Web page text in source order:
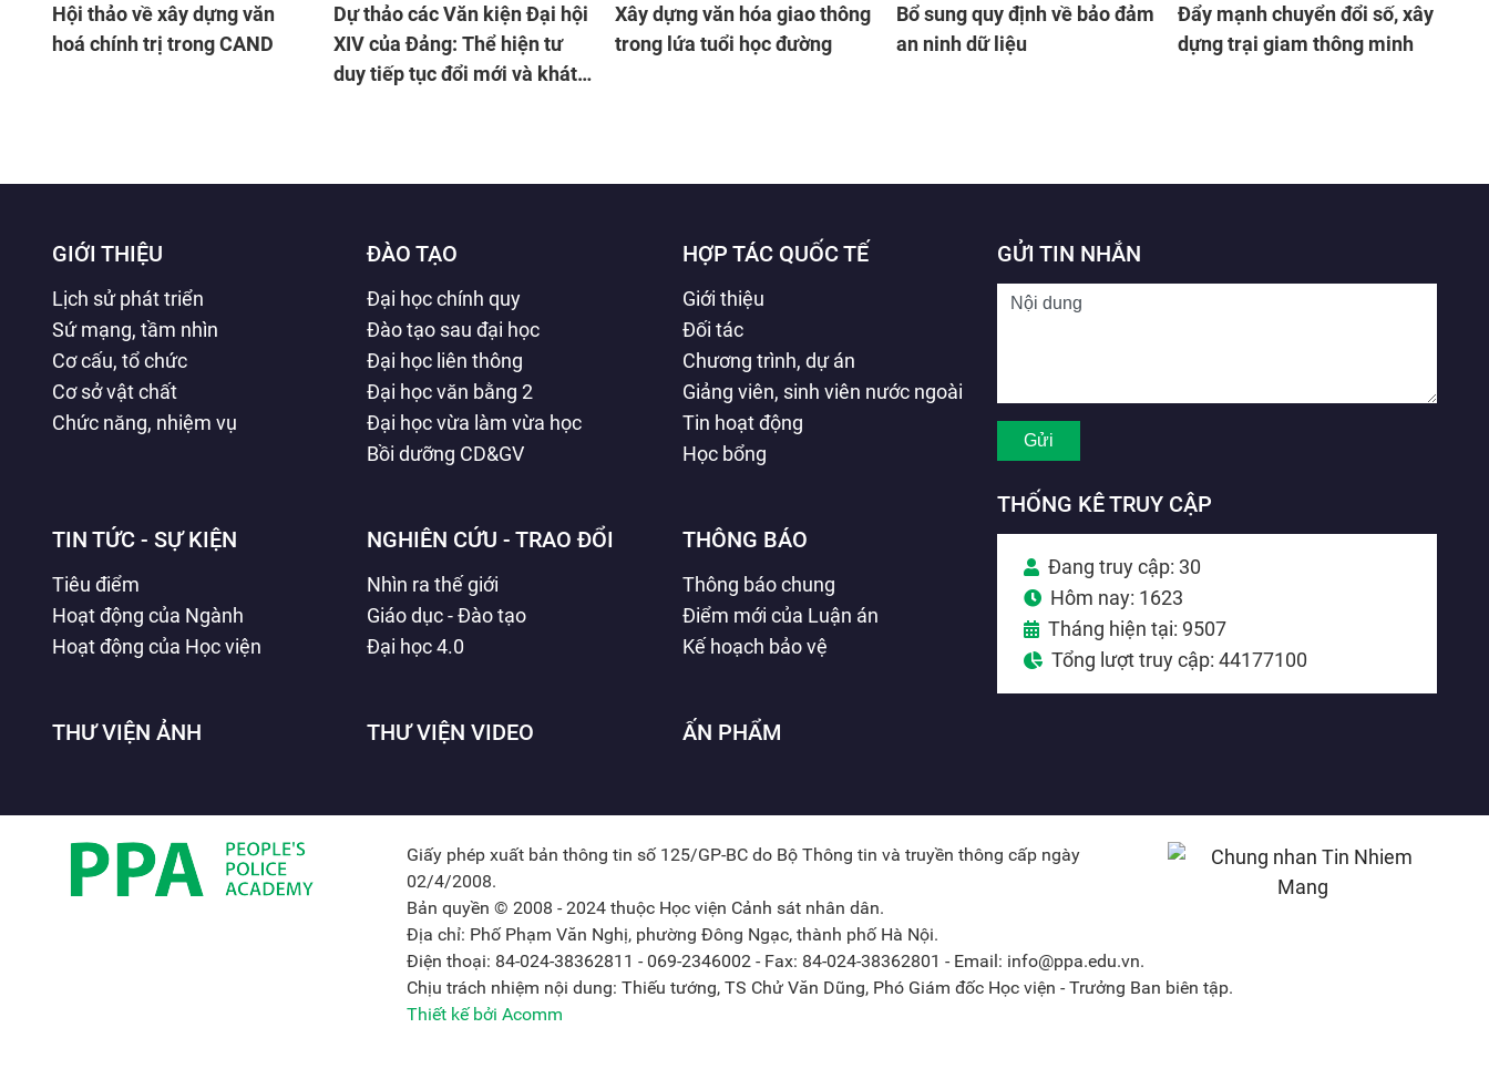
Hội thảo về xây dựng văn
hoá chính trị trong CAND
Dự thảo các Văn kiện Đại hội
XIV của Đảng: Thể hiện tư
duy tiếp tục đổi mới và khát
Xây dựng văn hóa giao thông
trong lứa tuổi học đường
Bổ sung quy định về bảo đảm
an ninh dữ liệu
Đẩy mạnh chuyển đổi số, xây
dựng trại giam thông minh
GIỚI THIỆU
Lịch sử phát triển
Sứ mạng, tầm nhìn
Cơ cấu, tổ chức
Cơ sở vật chất
Chức năng, nhiệm vụ
ĐÀO TẠO
Đại học chính quy
Đào tạo sau đại học
Đại học liên thông
Đại học văn bằng 2
Đại học vừa làm vừa học
Bồi dưỡng CD&GV
HỢP TÁC QUỐC TẾ
Giới thiệu
Đối tác
Chương trình, dự án
Giảng viên, sinh viên nước ngoài
Tin hoạt động
Học bổng
TIN TỨC - SỰ KIỆN
Tiêu điểm
Hoạt động của Ngành
Hoạt động của Học viện
NGHIÊN CỨU - TRAO ĐỔI
Nhìn ra thế giới
Giáo dục - Đào tạo
Đại học 4.0
THÔNG BÁO
Thông báo chung
Điểm mới của Luận án
Kế hoạch bảo vệ
THƯ VIỆN ẢNH THƯ VIỆN VIDEO ẤN PHẨM
GỬI TIN NHẮN
THỐNG KÊ TRUY CẬP
Đang truy cập: 30
Hôm nay: 1623
Tháng hiện tại: 9507
Tổng lượt truy cập: 44177100
Giấy phép xuất bản thông tin số 125/GP-BC do Bộ Thông tin và truyền thông cấp ngày
02/4/2008.
Bản quyền © 2008 - 2024 thuộc Học viện Cảnh sát nhân dân.
Địa chỉ: Phố Phạm Văn Nghị, phường Đông Ngạc, thành phố Hà Nội.
Điện thoại: 84-024-38362811 - 069-2346002 - Fax: 84-024-38362801 - Email: info@ppa.edu.vn.
Chịu trách nhiệm nội dung: Thiếu tướng, TS Chử Văn Dũng, Phó Giám đốc Học viện - Trưởng Ban biên tập.
Thiết kế bởi Acomm